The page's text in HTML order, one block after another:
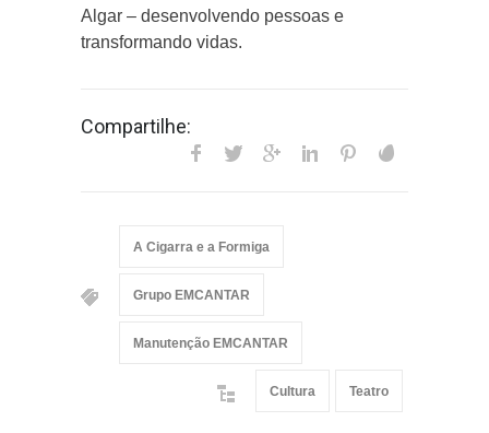
Algar – desenvolvendo pessoas e
transformando vidas.
Compartilhe:
A Cigarra e a Formiga
Grupo EMCANTAR
Manutenção EMCANTAR
Cultura Teatro